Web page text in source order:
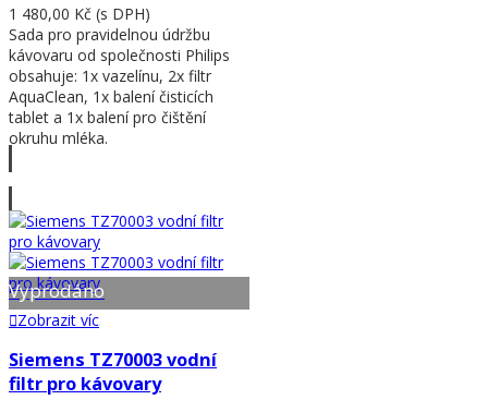
1 480,00 Kč (s DPH)
Sada pro pravidelnou údržbu
kávovaru od společnosti Philips
obsahuje: 1x vazelínu, 2x filtr
AquaClean, 1x balení čisticích
tablet a 1x balení pro čištění
okruhu mléka.
Vyprodáno
Zobrazit víc
Siemens TZ70003 vodní
filtr pro kávovary